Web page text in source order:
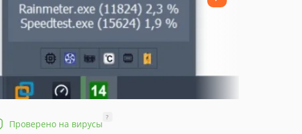
Проверено на вирусы
?